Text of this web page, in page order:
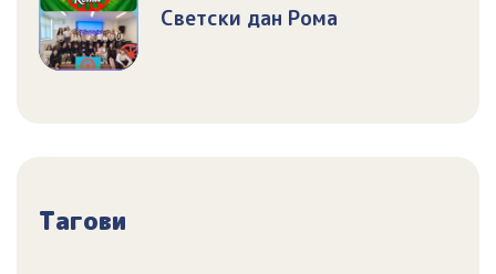
Светски дан Рома
Тагови